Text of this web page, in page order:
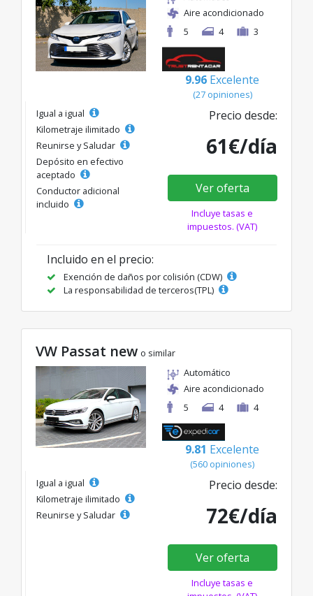
Aire acondicionado
5
4 3
9.96 Excelente
(27 opiniones)
Igual a igual
Kilometraje ilimitado
Reunirse y Saludar
Depósito en efectivo
aceptado
Conductor adicional
incluido
Precio desde:
61€/día
Ver oferta
Incluye tasas e
impuestos. (VAT)
Incluido en el precio:
Exención de daños por colisión (CDW)
La responsabilidad de terceros(TPL)
VW Passat new o similar
Automático
Aire acondicionado
5
4 4
9.81 Excelente
(560 opiniones)
Igual a igual
Kilometraje ilimitado
Reunirse y Saludar
Precio desde:
72€/día
Ver oferta
Incluye tasas e